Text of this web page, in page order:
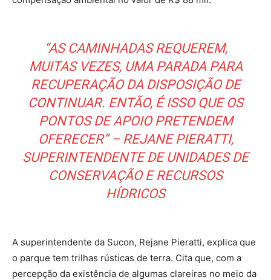
“AS CAMINHADAS REQUEREM,
MUITAS VEZES, UMA PARADA PARA
RECUPERAÇÃO DA DISPOSIÇÃO DE
CONTINUAR. ENTÃO, É ISSO QUE OS
PONTOS DE APOIO PRETENDEM
OFERECER” – REJANE PIERATTI,
SUPERINTENDENTE DE UNIDADES DE
CONSERVAÇÃO E RECURSOS
HÍDRICOS
A superintendente da Sucon, Rejane Pieratti, explica que
o parque tem trilhas rústicas de terra. Cita que, com a
percepção da existência de algumas clareiras no meio da